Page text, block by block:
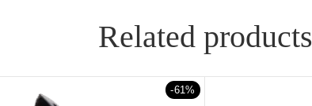
Related products
-61%